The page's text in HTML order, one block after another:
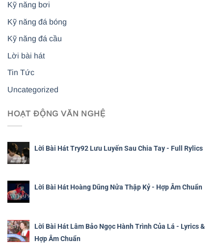
Kỹ năng bơi
Kỹ năng đá bóng
Kỹ năng đá cầu
Lời bài hát
Tin Tức
Uncategorized
HOẠT ĐỘNG VĂN NGHỆ
Lời Bài Hát Try92 Lưu Luyến Sau Chia Tay - Full Rylics
Lời Bài Hát Hoàng Dũng Nửa Thập Kỷ - Hợp Âm Chuẩn
Lời Bài Hát Lâm Bảo Ngọc Hành Trình Của Lá - Lyrics &
Hợp Âm Chuẩn